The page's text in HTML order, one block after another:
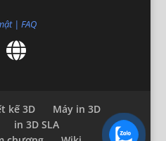
| FAQ
kế 3D
Máy in 3D
in 3D SLA